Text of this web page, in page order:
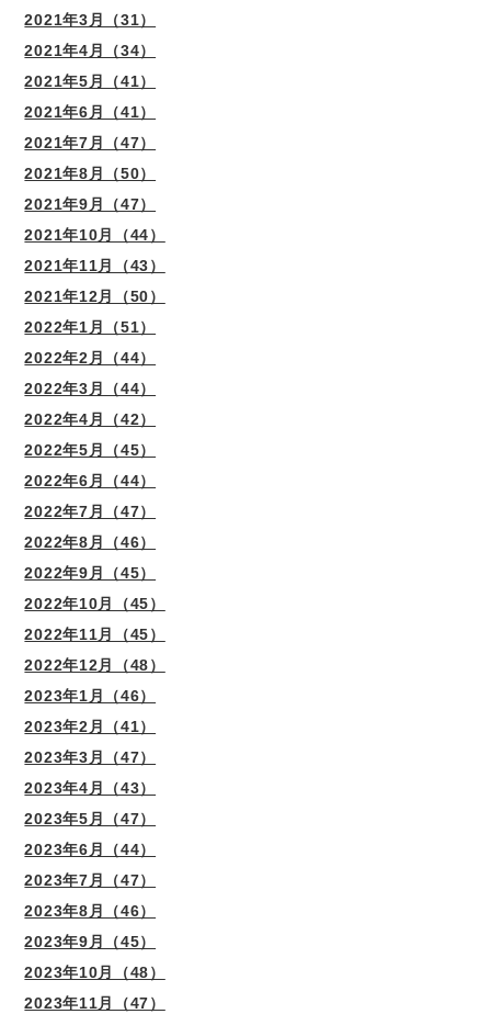
2021年3月（31）
2021年4月（34）
2021年5月（41）
2021年6月（41）
2021年7月（47）
2021年8月（50）
2021年9月（47）
2021年10月（44）
2021年11月（43）
2021年12月（50）
2022年1月（51）
2022年2月（44）
2022年3月（44）
2022年4月（42）
2022年5月（45）
2022年6月（44）
2022年7月（47）
2022年8月（46）
2022年9月（45）
2022年10月（45）
2022年11月（45）
2022年12月（48）
2023年1月（46）
2023年2月（41）
2023年3月（47）
2023年4月（43）
2023年5月（47）
2023年6月（44）
2023年7月（47）
2023年8月（46）
2023年9月（45）
2023年10月（48）
2023年11月（47）